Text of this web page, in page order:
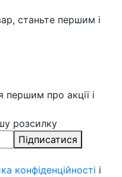
станьте першим і
першим про акції і
розсилку
Підписатися
конфіденційності і